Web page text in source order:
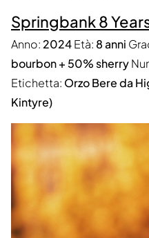
Springbank 8
Anno:2024Età: 8 anni
bourbon + 50% sherry
Etichetta: Orzo Bere da
Kintyre)